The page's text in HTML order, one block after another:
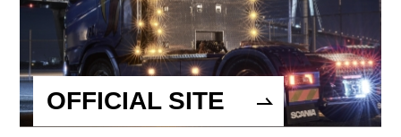
OFFICIAL SITE